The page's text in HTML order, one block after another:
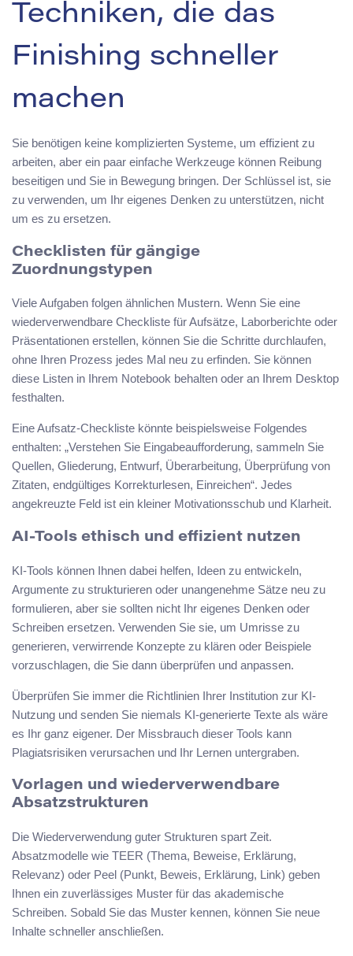
Techniken, die das
Finishing schneller
machen
Sie benötigen keine komplizierten Systeme, um effizient zu
arbeiten, aber ein paar einfache Werkzeuge können Reibung
beseitigen und Sie in Bewegung bringen. Der Schlüssel ist, sie
zu verwenden, um Ihr eigenes Denken zu unterstützen, nicht
um es zu ersetzen.
Checklisten für gängige
Zuordnungstypen
Viele Aufgaben folgen ähnlichen Mustern. Wenn Sie eine
wiederverwendbare Checkliste für Aufsätze, Laborberichte oder
Präsentationen erstellen, können Sie die Schritte durchlaufen,
ohne Ihren Prozess jedes Mal neu zu erfinden. Sie können
diese Listen in Ihrem Notebook behalten oder an Ihrem Desktop
festhalten.
Eine Aufsatz-Checkliste könnte beispielsweise Folgendes
enthalten: „Verstehen Sie Eingabeaufforderung, sammeln Sie
Quellen, Gliederung, Entwurf, Überarbeitung, Überprüfung von
Zitaten, endgültiges Korrekturlesen, Einreichen“. Jedes
angekreuzte Feld ist ein kleiner Motivationsschub und Klarheit.
AI-Tools ethisch und effizient nutzen
KI-Tools können Ihnen dabei helfen, Ideen zu entwickeln,
Argumente zu strukturieren oder unangenehme Sätze neu zu
formulieren, aber sie sollten nicht Ihr eigenes Denken oder
Schreiben ersetzen. Verwenden Sie sie, um Umrisse zu
generieren, verwirrende Konzepte zu klären oder Beispiele
vorzuschlagen, die Sie dann überprüfen und anpassen.
Überprüfen Sie immer die Richtlinien Ihrer Institution zur KI-
Nutzung und senden Sie niemals KI-generierte Texte als wäre
es Ihr ganz eigener. Der Missbrauch dieser Tools kann
Plagiatsrisiken verursachen und Ihr Lernen untergraben.
Vorlagen und wiederverwendbare
Absatzstrukturen
Die Wiederverwendung guter Strukturen spart Zeit.
Absatzmodelle wie TEER (Thema, Beweise, Erklärung,
Relevanz) oder Peel (Punkt, Beweis, Erklärung, Link) geben
Ihnen ein zuverlässiges Muster für das akademische
Schreiben. Sobald Sie das Muster kennen, können Sie neue
Inhalte schneller anschließen.